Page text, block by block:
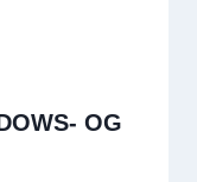
OG